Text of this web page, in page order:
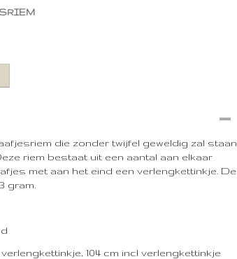
die zonder twijfel geweldig zal staan
riem bestaat uit een aantal aan elkaar
met aan het eind een verlengkettinkje. De
gram.
verlengkettinkje, 104 cm incl verlengkettinkje